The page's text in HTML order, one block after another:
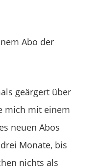
geärgert über
mich mit einem
neuen Abos
Monate, bis
nichts als